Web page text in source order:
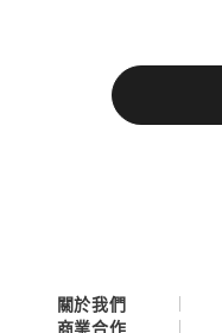
今日熱門
今日熱門
關於我們
商業合作